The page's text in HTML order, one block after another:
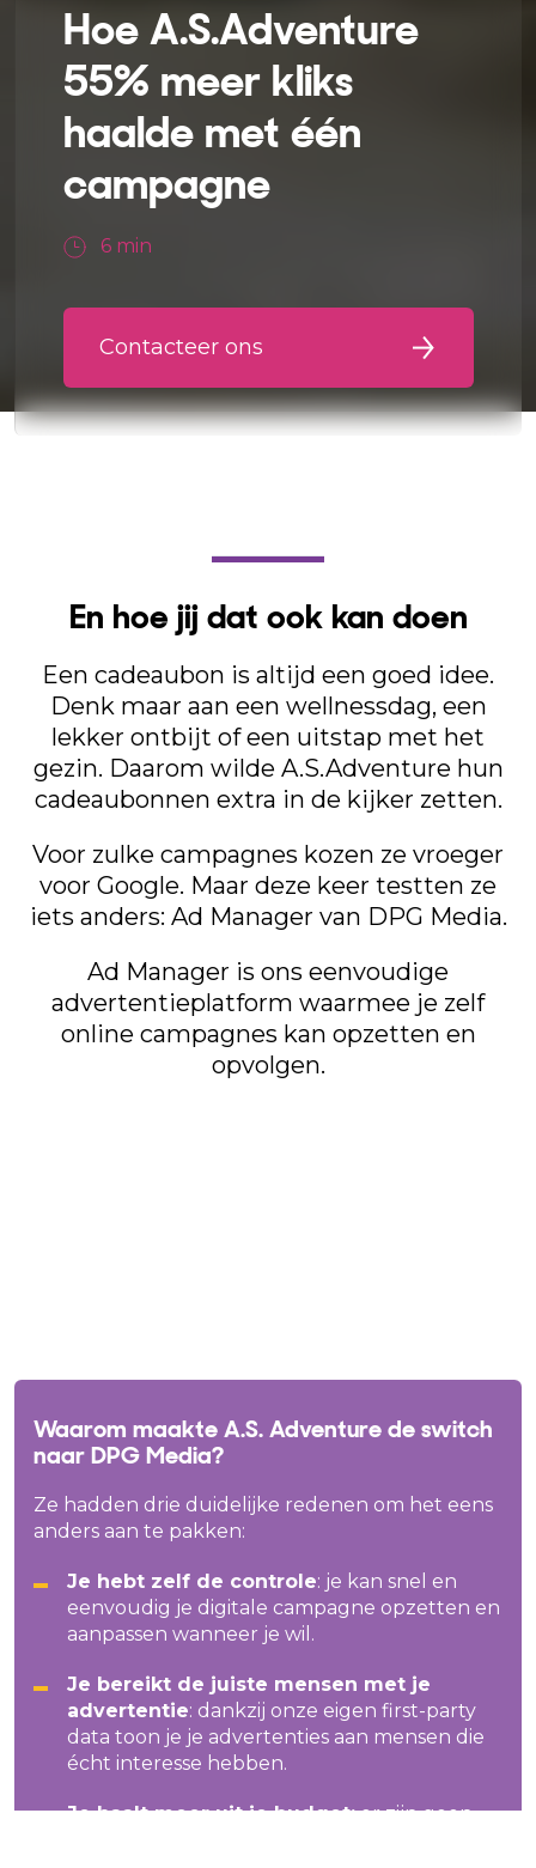
Hoe A.S.Adventure
55% meer kliks
haalde met één
campagne
6 min
Contacteer ons
En hoe jij dat ook kan doen
Een cadeaubon is altijd een goed idee.
Denk maar aan een wellnessdag, een
lekker ontbijt of een uitstap met het
gezin. Daarom wilde A.S.Adventure hun
cadeaubonnen extra in de kijker zetten.
Voor zulke campagnes kozen ze vroeger
voor Google. Maar deze keer testten ze
iets anders: Ad Manager van DPG Media.
Ad Manager is ons eenvoudige
advertentieplatform waarmee je zelf
online campagnes kan opzetten en
opvolgen.
Waarom maakte A.S. Adventure de switch
naar DPG Media?
Ze hadden drie duidelijke redenen om het eens
anders aan te pakken:
Je hebt zelf de controle: je kan snel en
eenvoudig je digitale campagne opzetten en
aanpassen wanneer je wil.
Je bereikt de juiste mensen met je
advertentie: dankzij onze eigen first-party
data toon je je advertenties aan mensen die
écht interesse hebben.
Je haalt meer uit je budget:er zijn geen